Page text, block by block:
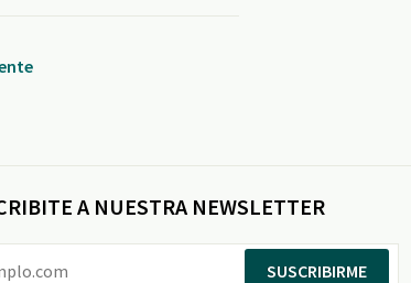
A NUESTRA NEWSLETTER
SUSCRIBIRME